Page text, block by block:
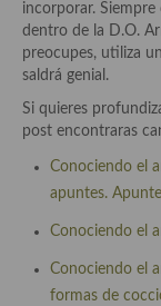
Salsas y mojos
Adobos
Aperitivos
Bocadillos,
Entrantes y
incorporar.
dentro de la D.O.
preocupes, utiliza
saldrá genial.
Si quieres
post encontraras
Conociendo el
apuntes.
Conociendo el
Conociendo el
formas de